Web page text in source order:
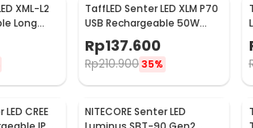
XML-L2
Long
Lumens
XML-L2
TaffLED Senter LED XLM P70
USB Rechargeable 50W
1000 Lumens with 26650
Battery - XLM-P70
Rp137.600
Rp210.90035%
CREE
NITECORE Senter LED